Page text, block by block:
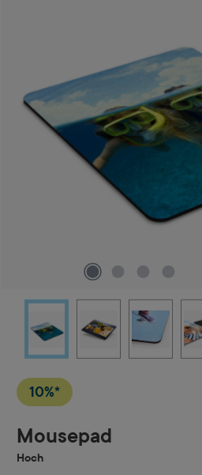
10%*
Mousepad
Hoch